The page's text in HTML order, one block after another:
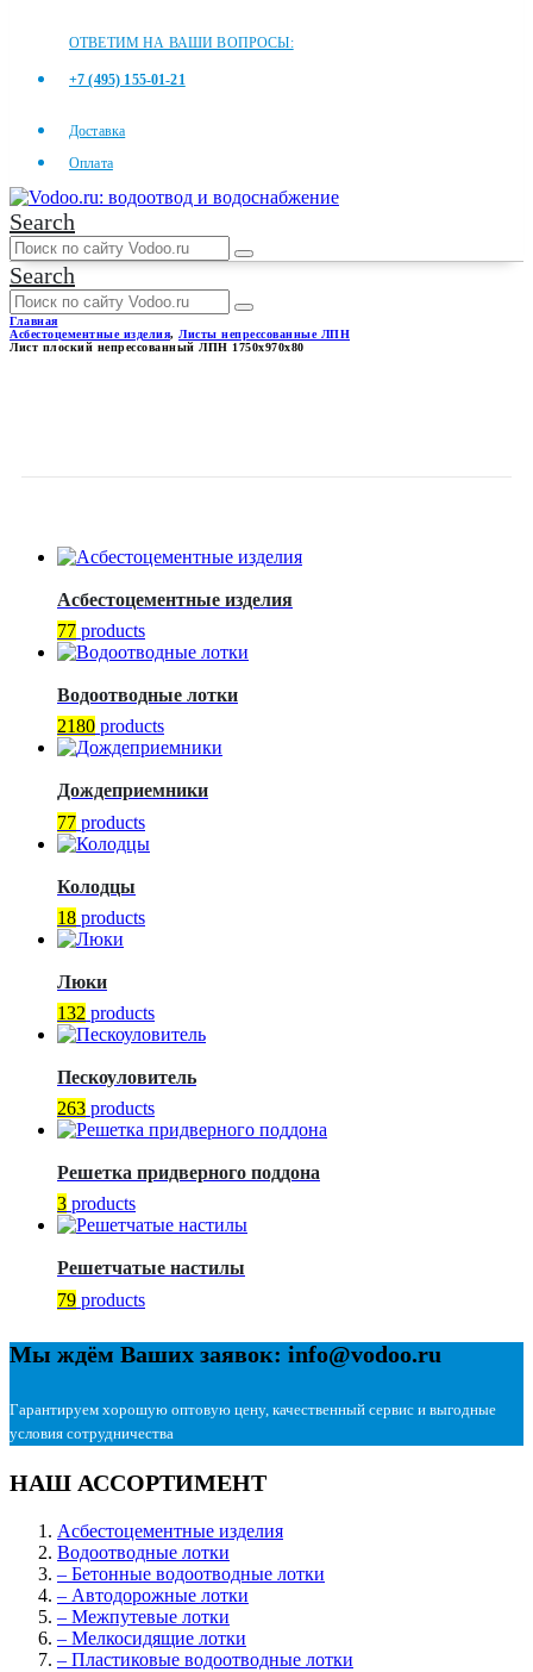
ОТВЕТИМ НА ВАШИ ВОПРОСЫ:
+7 (495) 155-01-21
Доставка
Оплата
Search
Search
Главная
Асбестоцементные изделия, Листы непрессованные ЛПН
Лист плоский непрессованный ЛПН 1750x970x80
Асбестоцементные изделия
77 products
Водоотводные лотки
2180 products
Дождеприемники
77 products
Колодцы
18 products
Люки
132 products
Пескоуловитель
263 products
Решетка придверного поддона
3 products
Решетчатые настилы
79 products
Мы ждём Ваших заявок: info@vodoo.ru
Гарантируем хорошую оптовую цену, качественный сервис и выгодные
условия сотрудничества
НАШ АССОРТИМЕНТ
Асбестоцементные изделия
Водоотводные лотки
– Бетонные водоотводные лотки
– Автодорожные лотки
– Межпутевые лотки
– Мелкосидящие лотки
– Пластиковые водоотводные лотки